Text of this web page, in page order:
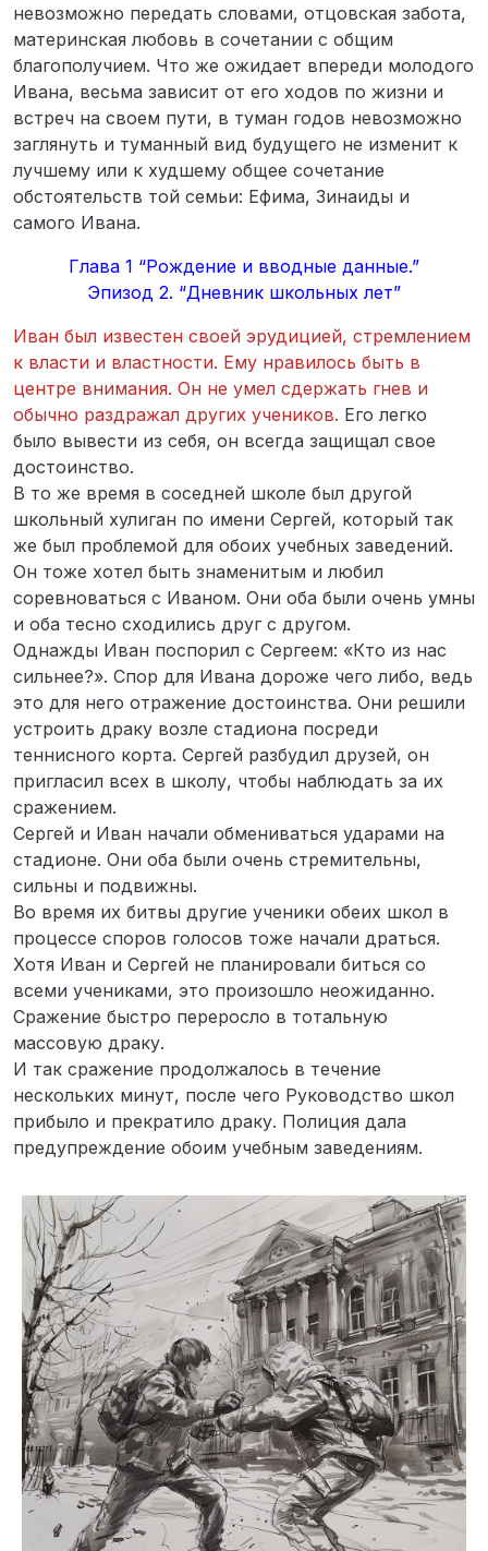
невозможно передать словами, отцовская забота,
материнская любовь в сочетании с общим
благополучием. Что же ожидает впереди молодого
Ивана, весьма зависит от его ходов по жизни и
встреч на своем пути, в туман годов невозможно
заглянуть и туманный вид будущего не изменит к
лучшему или к худшему общее сочетание
обстоятельств той семьи: Ефима, Зинаиды и
самого Ивана.
Глава 1 “Рождение и вводные данные.”
Эпизод 2. “Дневник школьных лет”
Иван был известен своей эрудицией, стремлением
к власти и властности. Ему нравилось быть в
центре внимания. Он не умел сдержать гнев и
обычно раздражал других учеников. Его легко
было вывести из себя, он всегда защищал свое
достоинство.
В то же время в соседней школе был другой
школьный хулиган по имени Сергей, который так
же был проблемой для обоих учебных заведений.
Он тоже хотел быть знаменитым и любил
соревноваться с Иваном. Они оба были очень умны
и оба тесно сходились друг с другом.
Однажды Иван поспорил с Сергеем: «Кто из нас
сильнее?». Спор для Ивана дороже чего либо, ведь
это для него отражение достоинства. Они решили
устроить драку возле стадиона посреди
теннисного корта. Сергей разбудил друзей, он
пригласил всех в школу, чтобы наблюдать за их
сражением.
Сергей и Иван начали обмениваться ударами на
стадионе. Они оба были очень стремительны,
сильны и подвижны.
Во время их битвы другие ученики обеих школ в
процессе споров голосов тоже начали драться.
Хотя Иван и Сергей не планировали биться со
всеми учениками, это произошло неожиданно.
Сражение быстро переросло в тотальную
массовую драку.
И так сражение продолжалось в течение
нескольких минут, после чего Руководство школ
прибыло и прекратило драку. Полиция дала
предупреждение обоим учебным заведениям.